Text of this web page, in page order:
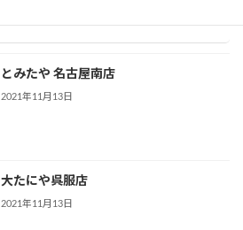
とみたや 名古屋南店
2021年11月13日
大たにや呉服店
2021年11月13日